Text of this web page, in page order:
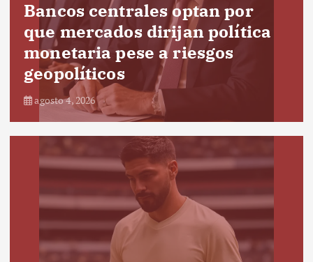
Bancos centrales optan por
que mercados dirijan política
monetaria pese a riesgos
geopolíticos
agosto 4, 2026